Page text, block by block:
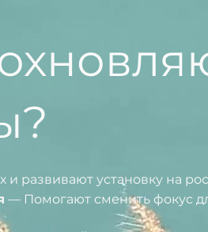
развивают установку на
— Помогают сменить фокус